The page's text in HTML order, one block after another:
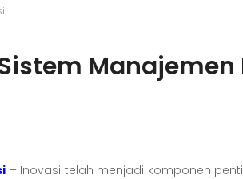
– Inovasi telah menjadi komponen